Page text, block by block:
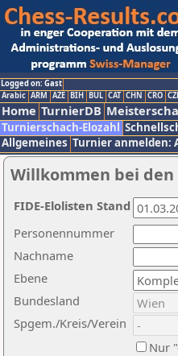
Logged on: Gast
Arabic ARM AZE BIH BUL CAT CHN CRO
Home TurnierDB
Turnierschach-Elozahl
Allgemeines Turnier anmelden:
Willkommen bei den
Nachname
Ebene
Personennummer
Bundesland
Spgem./Kreis/Verein
Nur
FIDE-Elolisten Stand